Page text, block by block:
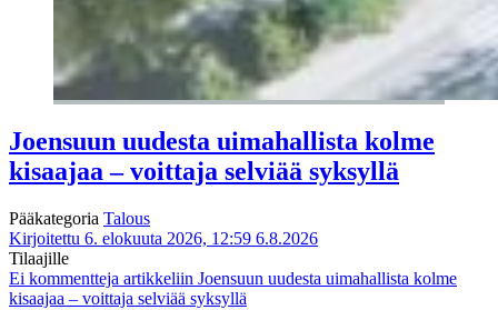
Joensuun uudesta uimahallista kolme
kisaajaa – voittaja selviää syksyllä
Pääkategoria Talous
Kirjoitettu 6. elokuuta 2026, 12:59 6.8.2026
Tilaajille
Ei kommentteja artikkeliin Joensuun uudesta uimahallista kolme
kisaajaa – voittaja selviää syksyllä